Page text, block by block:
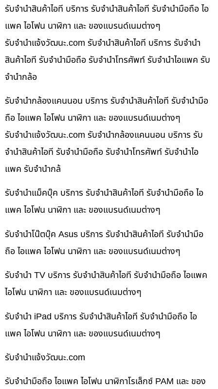
รับจำนำสินค้าไอที บริการ รับจำนำสินค้าไอที รับจำนำมือถือ ไอ
แพค ไอโฟน นาฬิกา และ ของแบรนด์เนมต่างๆ
รับจํานําแจ้งวัฒนะ.com รับจำนำสินค้าไอที บริการ รับจำนำ
สินค้าไอที รับจำนำมือถือ รับจำนำโทรศัพท์ รับจำนำไอแพค รับ
จำนำกล้อ
รับจำนำกล้องแคนนอน บริการ รับจำนำสินค้าไอที รับจำนำมือ
ถือ ไอแพค ไอโฟน นาฬิกา และ ของแบรนด์เนมต่างๆ
รับจํานําแจ้งวัฒนะ.com รับจำนำกล้องแคนนอน บริการ รับ
จำนำสินค้าไอที รับจำนำมือถือ รับจำนำโทรศัพท์ รับจำนำไอ
แพค รับจำนำกล้
รับจำนำแม็คบุ๊ค บริการ รับจำนำสินค้าไอที รับจำนำมือถือ ไอ
แพค ไอโฟน นาฬิกา และ ของแบรนด์เนมต่างๆ
รับจำนำโน๊ตบุ๊ค Asus บริการ รับจำนำสินค้าไอที รับจำนำมือ
ถือ ไอแพค ไอโฟน นาฬิกา และ ของแบรนด์เนมต่างๆ
รับจำนำ TV บริการ รับจำนำสินค้าไอที รับจำนำมือถือ ไอแพค
ไอโฟน นาฬิกา และ ของแบรนด์เนมต่างๆ
รับจำนำ iPad บริการ รับจำนำสินค้าไอที รับจำนำมือถือ ไอ
แพค ไอโฟน นาฬิกา และ ของแบรนด์เนมต่างๆ
รับจํานําแจ้งวัฒนะ.com
รับจำนำมือถือ ไอแพค ไอโฟน นาฬิกาโรเล็กซ์ PAM และ ของ